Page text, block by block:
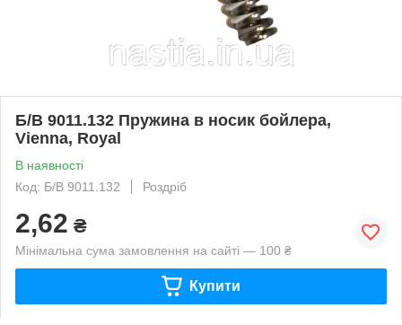
Б/В 9011.132 Пружина в носик бойлера,
Vienna, Royal
В наявності
Код: Б/В 9011.132
Роздріб
2,62 ₴
Мінімальна сума замовлення на сайті — 100 ₴
Купити